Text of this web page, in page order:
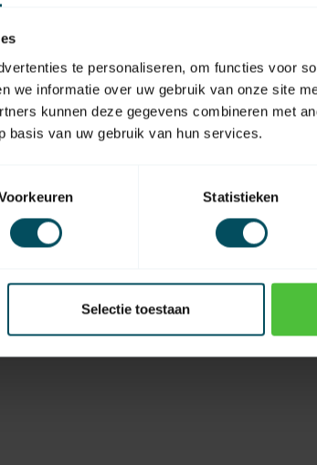
te personaliseren, om functies voor
we informatie over uw gebruik van onze site
kunnen deze gegevens combineren met
basis van uw gebruik van hun services.
Statistieken
Selectie toestaan
EAN Code